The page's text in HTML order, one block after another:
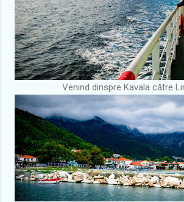
Venind dinspre Kavala către